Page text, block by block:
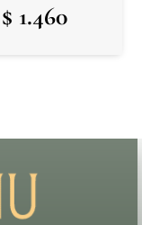
$ 1.460